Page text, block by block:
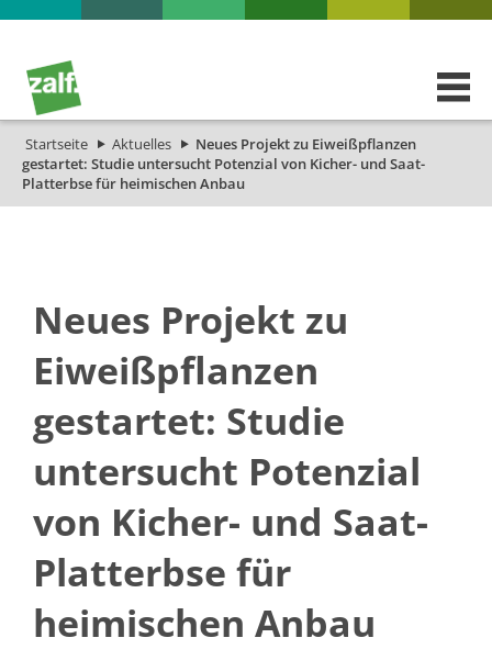
Startseite Aktuelles
Neues Projekt zu Eiweißpflanzen
gestartet: Studie untersucht Potenzial von Kicher- und Saat-
Platterbse für heimischen Anbau
Neues Projekt zu
Eiweißpflanzen
gestartet: Studie
untersucht Potenzial
von Kicher- und Saat-
Platterbse für
heimischen Anbau